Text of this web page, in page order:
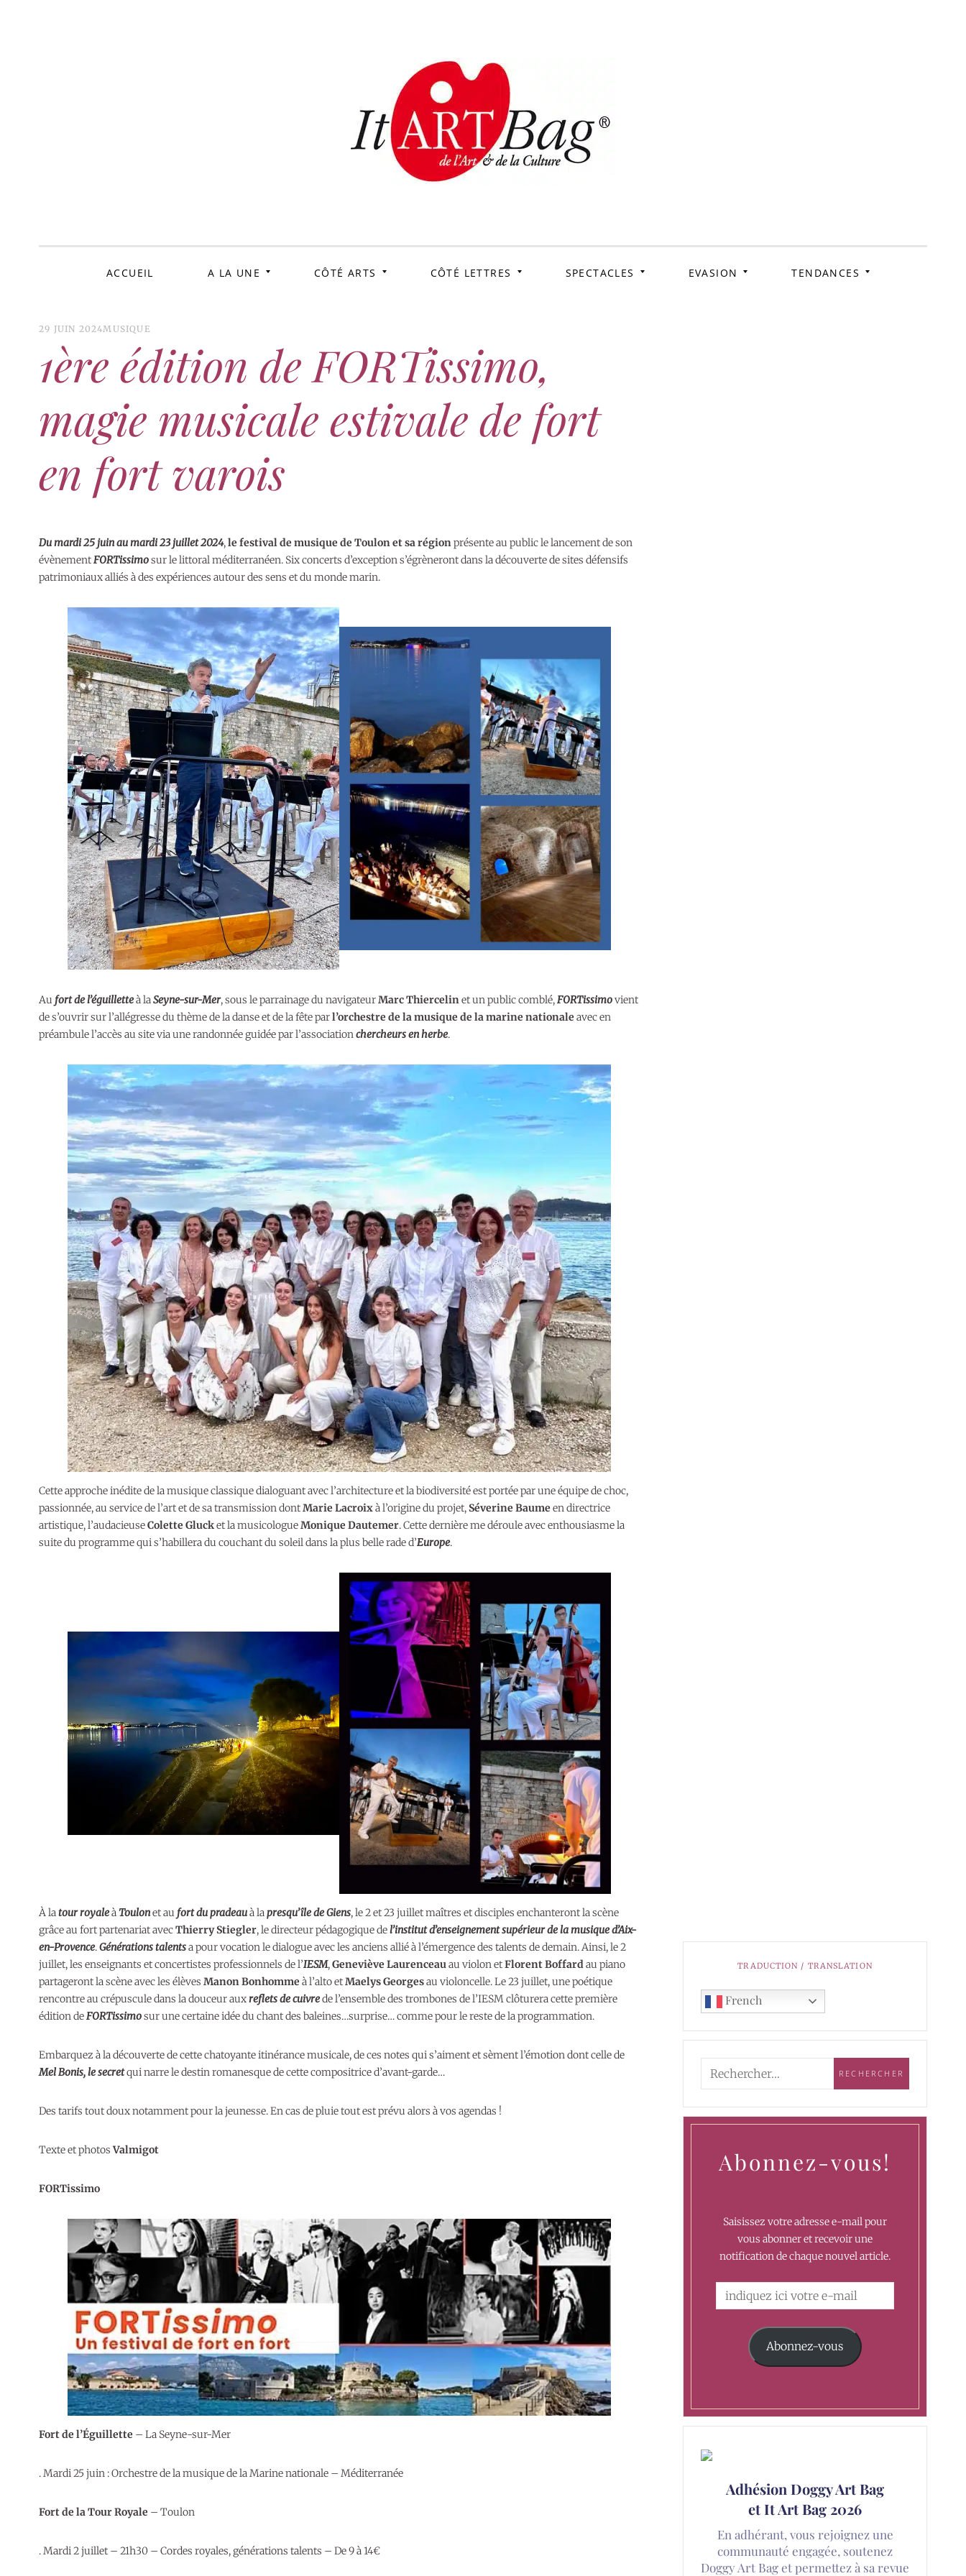
ItArtBag
ACCUEIL A LA UNE CÔTÉ ARTS CÔTÉ LETTRES SPECTACLES EVASION TENDANCES
29 JUIN 2024MUSIQUE
1ère édition de FORTissimo,
magie musicale estivale de fort
en fort varois
Du mardi 25 juin au mardi 23 juillet 2024,le festival de musique de Toulon et sa régionprésente au public le lancement de son
évènementFORTissimosur le littoral méditerranéen. Six concerts d’exception s’égrèneront dans la découverte de sites défensifs
patrimoniaux alliés à des expériences autour des sens et du monde marin.
Au fort de l’éguilletteà laSeyne-sur-Mer, sous le parrainage du navigateurMarc Thiercelinet un public comblé,FORTissimovient
de s’ouvrir sur l’allégresse du thème de la danse et de la fête parl’orchestre de la musique de la marine nationale avec en
préambule l’accès au site via une randonnée guidée par l’associationchercheurs en herbe.
Cette approche inédite de la musique classique dialoguant avec l’architecture et la biodiversité est portée par une équipe de choc,
passionnée, au service de l’art et de sa transmission dontMarie Lacroixà l’origine du projet,Séverine Baume en directrice
artistique, l’audacieuseColette Glucket la musicologueMonique Dautemer. Cette dernière me déroule avec enthousiasme la
suite du programme qui s’habillera du couchant du soleil dans la plus belle rade d’Europe.
À la tour royaleà Toulonet au fort du pradeauà la presqu’île de Giens, le 2 et 23 juillet maîtres et disciples enchanteront la scène
grâce au fort partenariat avecThierry Stiegler, le directeur pédagogique del’institut d’enseignement supérieur de la musique d’Aix-
en-Provence.Générations talentsa pour vocation le dialogue avec les anciens allié à l’émergence des talents de demain. Ainsi, le 2
juillet, les enseignants et concertistes professionnels de l’IESM, Geneviève Laurenceau au violon etFlorent Boffard au piano
partageront la scène avec les élèves Manon Bonhomme à l’alto et Maelys Georgesau violoncelle. Le 23 juillet, une poétique
rencontre au crépuscule dans la douceur auxreflets de cuivrede l’ensemble des trombones de l’IESM clôturera cette première
édition deFORTissimosur une certaine idée du chant des baleines…surprise… comme pour le reste de la programmation.
Embarquez à la découverte de cette chatoyante itinérance musicale, de ces notes qui s’aiment et sèment l’émotion dont celle de
Mel Bonis, le secretqui narre le destin romanesque de cette compositrice d’avant-garde…
Des tarifs tout doux notamment pour la jeunesse. En cas de pluie tout est prévu alors à vos agendas !
Texte et photosValmigot
FORTissimo
Fort de l’Éguillette – La Seyne-sur-Mer
. Mardi 25 juin : Orchestre de la musique de la Marine nationale – Méditerranée
Fort de la Tour Royale – Toulon
. Mardi 2 juillet – 21h30 – Cordes royales, générations talents – De 9 à 14€
TRADUCTION / TRANSLATION
French
Abonnez-vous!
Saisissez votre adresse e-mail pour
vous abonner et recevoir une
notification de chaque nouvel article.
Abonnez-vous
Adhésion Doggy Art Bag
et It Art Bag 2026
En adhérant, vous rejoignez une
communauté engagée, soutenez
Doggy Art Bag et permettez à sa revue